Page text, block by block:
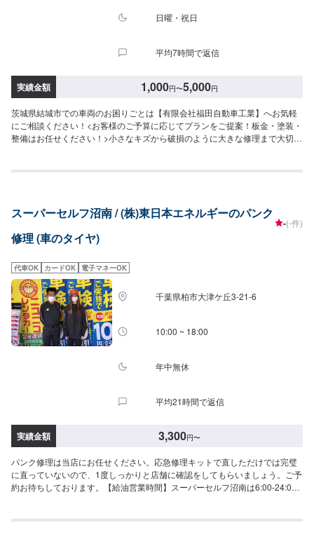
日曜・祝日
平均7時間で返信
実績金額 1,000円〜5,000円
茨城県結城市での車両のお困りごとは【有限会社福田自動車工業】へお気軽
にご相談ください！<お客様のご予算に応じてプランをご提案！板金・塗装・
整備はお任せください！>小さなキズから破損のように大きな修理まで大切な
きし、最適な施工方法をご提案しますので、お気軽にお問い合わせ下さい。
程度で納車となります。(要相談)納期は前後する場合がございます。予めご了
承ください。-----代車について-----代車をご用意しています。お車の作業中は
代車をご利用ください。※代車の燃料代はお客様にご負担いただいておりま
い。駐車スペースは事務所前の空いているスペースに駐車してください。受
付はスタッフへ「メンテモで予約しました」とお伝えください。ご案内いた
します。【定休日・営業時間】定休日：日曜、祝日営業時間：8:00~18:00
スーパーセルフ沼南 / (株)東日本エネルギーのパンク
修理 (車のタイヤ)
-(-件)
代車OK カードOK 電子マネーOK
千葉県柏市大津ケ丘3-21-6
10:00 ~ 18:00
年中無休
平均21時間で返信
実績金額 3,300円〜
パンク修理は当店にお任せください。応急修理キットで直しただけでは完璧
に直っていないので、1度しっかりと店舗に確認をしてもらいましょう。ご予
約お待ちしております。【給油営業時間】スーパーセルフ沼南は6:00-24:00